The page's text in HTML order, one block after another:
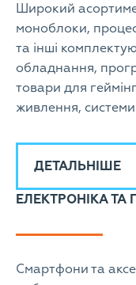
Широкий
моноблоки,
та інші
обладнання,
товари для
живлення,
ДЕТАЛЬНІШЕ
ЕЛЕКТРОНІКА ТА
Смартфони та